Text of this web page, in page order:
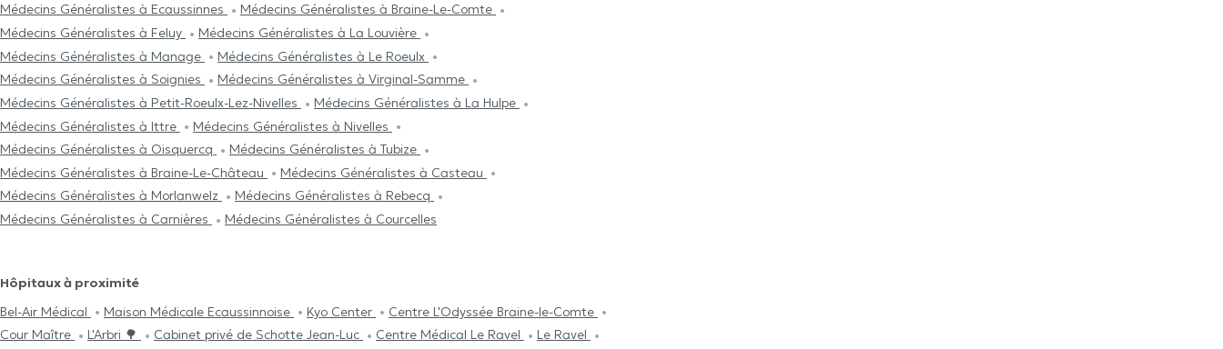
Médecins Généralistes à Ecaussinnes
Médecins Généralistes à Braine-Le-Comte
Médecins Généralistes à Feluy
Médecins Généralistes à La Louvière
Médecins Généralistes à Manage
Médecins Généralistes à Le Roeulx
Médecins Généralistes à Soignies
Médecins Généralistes à Virginal-Samme
Médecins Généralistes à Petit-Roeulx-Lez-Nivelles
Médecins Généralistes à La Hulpe
Médecins Généralistes à Ittre
Médecins Généralistes à Nivelles
Médecins Généralistes à Oisquercq
Médecins Généralistes à Tubize
Médecins Généralistes à Braine-Le-Château
Médecins Généralistes à Casteau
Médecins Généralistes à Morlanwelz
Médecins Généralistes à Rebecq
Médecins Généralistes à Carnières
Médecins Généralistes à Courcelles
Hôpitaux à proximité
Bel-Air Médical
Maison Médicale Ecaussinnoise Kyo Center
Centre L'Odyssée Braine-le-Comte
Cour Maître
L'Arbri 🌳 Cabinet privé de Schotte Jean-Luc Centre Médical Le Ravel
Le Ravel